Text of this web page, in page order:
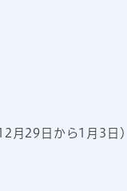
月29日から1月3日）